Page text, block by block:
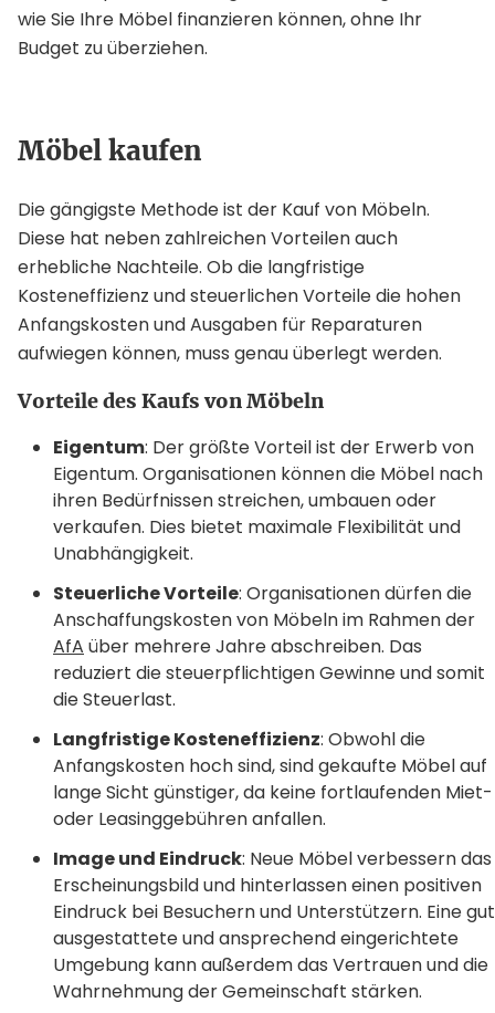
wie Sie Ihre Möbel finanzieren können, ohne Ihr
Budget zu überziehen.
Möbel kaufen
Die gängigste Methode ist der Kauf von Möbeln.
Diese hat neben zahlreichen Vorteilen auch
erhebliche Nachteile. Ob die langfristige
Kosteneffizienz und steuerlichen Vorteile die hohen
Anfangskosten und Ausgaben für Reparaturen
aufwiegen können, muss genau überlegt werden.
Vorteile des Kaufs von Möbeln
Eigentum: Der größte Vorteil ist der Erwerb von
Eigentum. Organisationen können die Möbel nach
ihren Bedürfnissen streichen, umbauen oder
verkaufen. Dies bietet maximale Flexibilität und
Unabhängigkeit.
Steuerliche Vorteile: Organisationen dürfen die
Anschaffungskosten von Möbeln im Rahmen der
AfA über mehrere Jahre abschreiben. Das
reduziert die steuerpflichtigen Gewinne und somit
die Steuerlast.
Langfristige Kosteneffizienz: Obwohl die
Anfangskosten hoch sind, sind gekaufte Möbel auf
lange Sicht günstiger, da keine fortlaufenden Miet-
oder Leasinggebühren anfallen.
Image und Eindruck: Neue Möbel verbessern das
Erscheinungsbild und hinterlassen einen positiven
Eindruck bei Besuchern und Unterstützern. Eine gut
ausgestattete und ansprechend eingerichtete
Umgebung kann außerdem das Vertrauen und die
Wahrnehmung der Gemeinschaft stärken.